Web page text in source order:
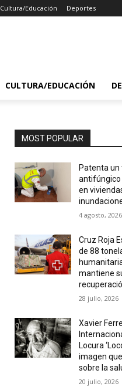
Cultura/Educación Deportes
CULTURA/EDUCACIÓN
MOST POPULAR
Patenta
antifúngico
en
4 agosto, 2026
Cruz Roja
de 88
mantiene
28 julio, 2026
Xavier
Locura
imagen
sobre la
20 julio, 2026